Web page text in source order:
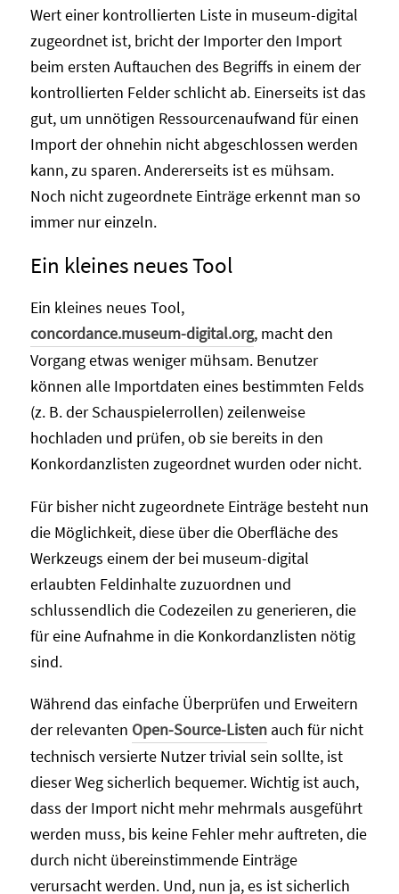
Wert einer kontrollierten Liste in museum-digital
zugeordnet ist, bricht der Importer den Import
beim ersten Auftauchen des Begriffs in einem der
kontrollierten Felder schlicht ab. Einerseits ist das
gut, um unnötigen Ressourcenaufwand für einen
Import der ohnehin nicht abgeschlossen werden
kann, zu sparen. Andererseits ist es mühsam.
Noch nicht zugeordnete Einträge erkennt man so
immer nur einzeln.
Ein kleines neues Tool
Ein kleines neues Tool,
concordance.museum-digital.org, macht den
Vorgang etwas weniger mühsam. Benutzer
können alle Importdaten eines bestimmten Felds
(z. B. der Schauspielerrollen) zeilenweise
hochladen und prüfen, ob sie bereits in den
Konkordanzlisten zugeordnet wurden oder nicht.
Für bisher nicht zugeordnete Einträge besteht nun
die Möglichkeit, diese über die Oberfläche des
Werkzeugs einem der bei museum-digital
erlaubten Feldinhalte zuzuordnen und
schlussendlich die Codezeilen zu generieren, die
für eine Aufnahme in die Konkordanzlisten nötig
sind.
Während das einfache Überprüfen und Erweitern
der relevanten Open-Source-Listenauch für nicht
technisch versierte Nutzer trivial sein sollte, ist
dieser Weg sicherlich bequemer. Wichtig ist auch,
dass der Import nicht mehr mehrmals ausgeführt
werden muss, bis keine Fehler mehr auftreten, die
durch nicht übereinstimmende Einträge
verursacht werden. Und, nun ja, es ist sicherlich